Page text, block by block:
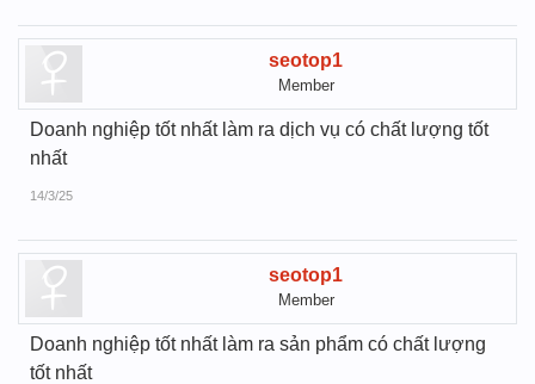
seotop1
Member
Doanh nghiệp tốt nhất làm ra dịch vụ có chất lượng tốt
nhất
14/3/25
seotop1
Member
Doanh nghiệp tốt nhất làm ra sản phẩm có chất lượng
tốt nhất